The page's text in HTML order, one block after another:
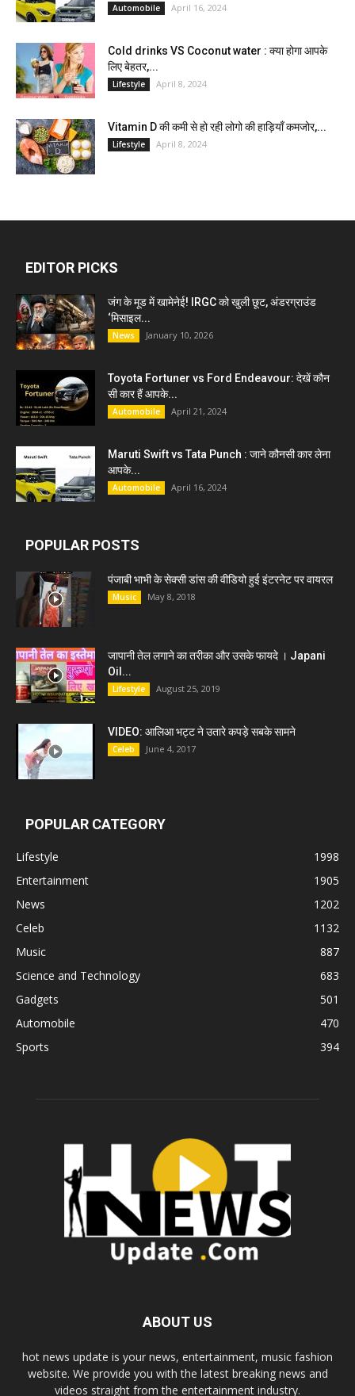
Automobile April 16, 2024
Cold drinks VS Coconut water : क्या होगा आपके
लिए बेहतर,...
Lifestyle April 8, 2024
Vitamin D की कमी से हो रही लोगो की हाड़ियाँ कमजोर,...
Lifestyle April 8, 2024
EDITOR PICKS
जंग के मूड में खामेनेई! IRGC को खुली छूट, अंडरग्राउंड
‘मिसाइल...
News January 10, 2026
Toyota Fortuner vs Ford Endeavour: देखें कौन
सी कार हैं आपके...
Automobile April 21, 2024
Maruti Swift vs Tata Punch : जाने कौनसी कार लेना
आपके...
Automobile April 16, 2024
POPULAR POSTS
पंजाबी भाभी के सेक्सी डांस की वीडियो हुई इंटरनेट पर वायरल
Music May 8, 2018
जापानी तेल लगाने का तरीका और उसके फायदे । Japani
Oil...
Lifestyle August 25, 2019
VIDEO: आलिआ भट्ट ने उतारे कपड़े सबके सामने
Celeb June 4, 2017
POPULAR CATEGORY
Lifestyle
1998
Entertainment
1905
News
1202
Celeb
1132
Music
887
Science and Technology
683
Gadgets
501
Automobile
470
Sports
394
ABOUT US
hot news update is your news, entertainment, music fashion
website. We provide you with the latest breaking news and
videos straight from the entertainment industry.